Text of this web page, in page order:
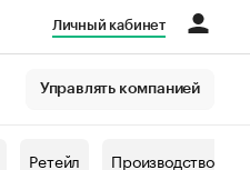
Личный кабинет
Управлять компанией
Ретейл Производство